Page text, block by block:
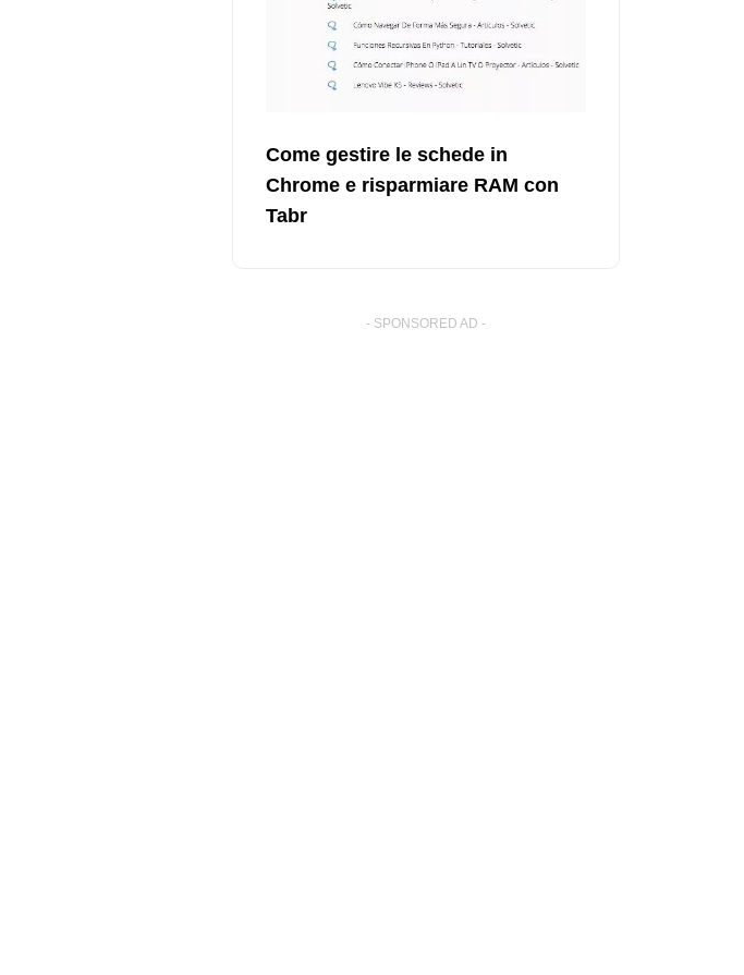
Come gestire le schede in
Chrome e risparmiare RAM con
Tabr
- SPONSORED AD -